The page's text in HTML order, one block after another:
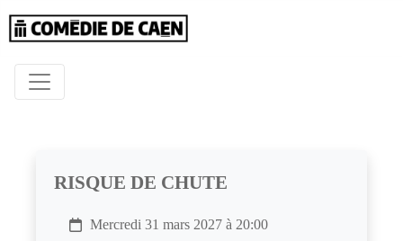
RISQUE DE CHUTE
Mercredi 31 mars 2027 à 20:00